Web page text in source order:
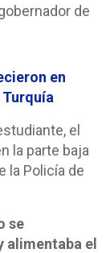
de
en
el
la parte baja
la Policía de
se
alimentaba el